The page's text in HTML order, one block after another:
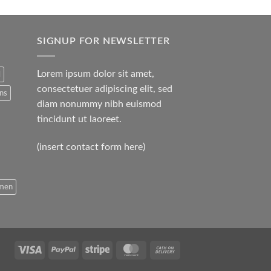
SIGNUP FOR NEWSLETTER
Lorem ipsum dolor sit amet,
consectetuer adipiscing elit, sed
diam nonummy nibh euismod
tincidunt ut laoreet.
(insert contact form here)
Visa PayPal Stripe MasterCard